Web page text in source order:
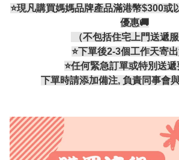
⭐現凡購買媽媽品牌產品滿港幣$300或
優惠🚚
（不包括住宅上門送遞服
⭐️下單後2-3個工作天寄
⭐️任何緊急訂單或特別送遞
下單時請添加備注, 負責同事會